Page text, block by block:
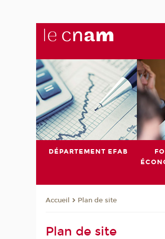
DÉPARTEMENT EFAB
Accueil Plan de site
Plan de site